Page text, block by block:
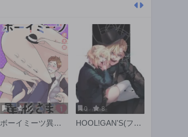
1 10
ボーイミーツ異形
0 8
HOOL!GAN'S(フー